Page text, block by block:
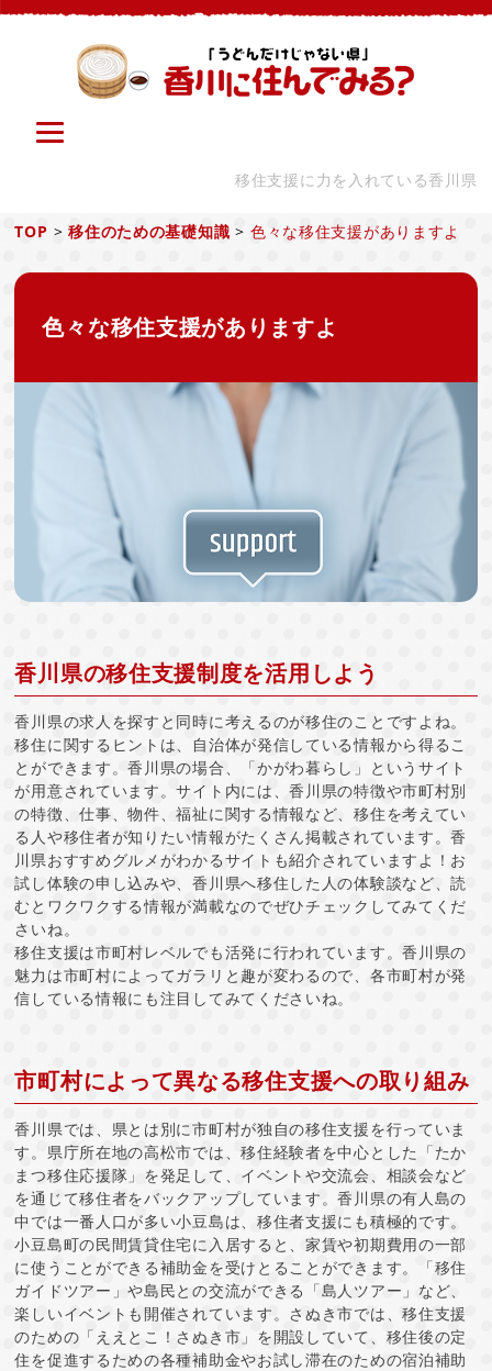
移住支援に力を入れている香川県
TOP > 移住のための基礎知識 > 色々な移住支援がありますよ
色々な移住支援がありますよ
香川県の移住支援制度を活用しよう
香川県の求人を探すと同時に考えるのが移住のことですよね。
移住に関するヒントは、自治体が発信している情報から得るこ
とができます。香川県の場合、「かがわ暮らし」というサイト
が用意されています。サイト内には、香川県の特徴や市町村別
の特徴、仕事、物件、福祉に関する情報など、移住を考えてい
る人や移住者が知りたい情報がたくさん掲載されています。香
川県おすすめグルメがわかるサイトも紹介されていますよ！お
試し体験の申し込みや、香川県へ移住した人の体験談など、読
むとワクワクする情報が満載なのでぜひチェックしてみてくだ
さいね。
移住支援は市町村レベルでも活発に行われています。香川県の
魅力は市町村によってガラリと趣が変わるので、各市町村が発
信している情報にも注目してみてくださいね。
市町村によって異なる移住支援への取り組み
香川県では、県とは別に市町村が独自の移住支援を行っていま
す。県庁所在地の高松市では、移住経験者を中心とした「たか
まつ移住応援隊」を発足して、イベントや交流会、相談会など
を通じて移住者をバックアップしています。香川県の有人島の
中では一番人口が多い小豆島は、移住者支援にも積極的です。
小豆島町の民間賃貸住宅に入居すると、家賃や初期費用の一部
に使うことができる補助金を受けとることができます。「移住
ガイドツアー」や島民との交流ができる「島人ツアー」など、
楽しいイベントも開催されています。さぬき市では、移住支援
のための「ええとこ！さぬき市」を開設していて、移住後の定
住を促進するための各種補助金やお試し滞在のための宿泊補助